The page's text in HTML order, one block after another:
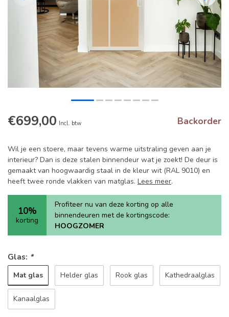
€699,00 Incl. btw Backorder
Wil je een stoere, maar tevens warme uitstraling geven aan je
interieur? Dan is deze stalen binnendeur wat je zoekt! De deur is
gemaakt van hoogwaardig staal in de kleur wit (RAL 9010) en
heeft twee ronde vlakken van matglas. Lees meer.
10%
korting
Profiteer nu van deze korting op alle
binnendeuren met de kortingscode:
HOOGZOMER
Glas: *
Mat glas Helder glas Rook glas Kathedraalglas
Kanaalglas